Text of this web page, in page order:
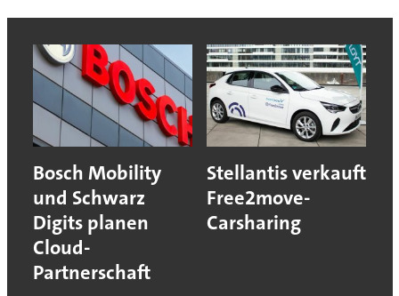
Bosch Mobility
und Schwarz
Digits planen
Cloud-
Partnerschaft
Stellantis verkauft
Free2move-
Carsharing